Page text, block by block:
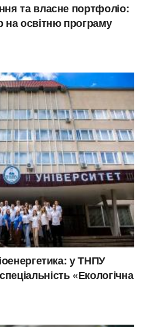
та власне портфоліо:
на освітню програму
у ТНПУ
«Екологічна